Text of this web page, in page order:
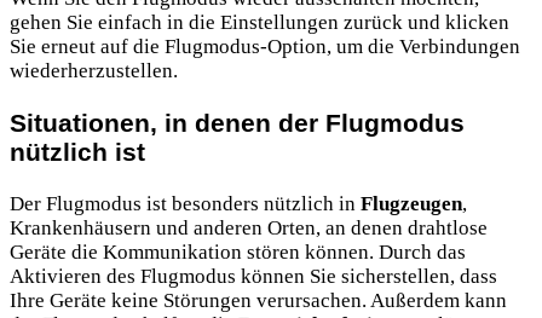
gehen Sie einfach in die Einstellungen zurück und klicken
Sie erneut auf die Flugmodus-Option, um die Verbindungen
wiederherzustellen.
Situationen, in denen der Flugmodus
nützlich ist
Der Flugmodus ist besonders nützlich in Flugzeugen,
Krankenhäusern und anderen Orten, an denen drahtlose
Geräte die Kommunikation stören können. Durch das
Aktivieren des Flugmodus können Sie sicherstellen, dass
Ihre Geräte keine Störungen verursachen. Außerdem kann